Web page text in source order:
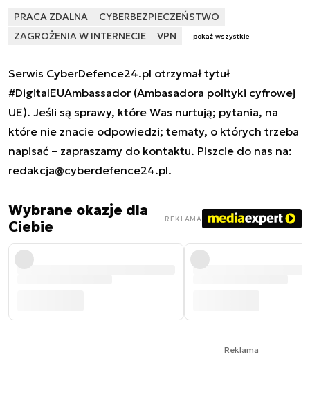
PRACA ZDALNA
CYBERBEZPIECZEŃSTWO
ZAGROŻENIA W INTERNECIE
VPN pokaż wszystkie
Serwis CyberDefence24.pl otrzymał tytuł
#DigitalEUAmbassador (Ambasadora polityki cyfrowej
UE). Jeśli są sprawy, które Was nurtują; pytania, na
które nie znacie odpowiedzi; tematy, o których trzeba
napisać – zapraszamy do kontaktu. Piszcie do nas na:
redakcja@cyberdefence24.pl.
Wybrane okazje dla
Ciebie
REKLAMA
Reklama